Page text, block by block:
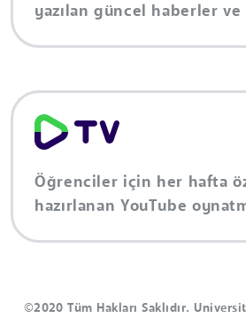
yazılan güncel haberler
Öğrenciler için her hafta
hazırlanan YouTube
©2020 Tüm Hakları Saklıdır.